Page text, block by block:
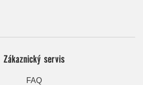
Zákaznický servis
FAQ